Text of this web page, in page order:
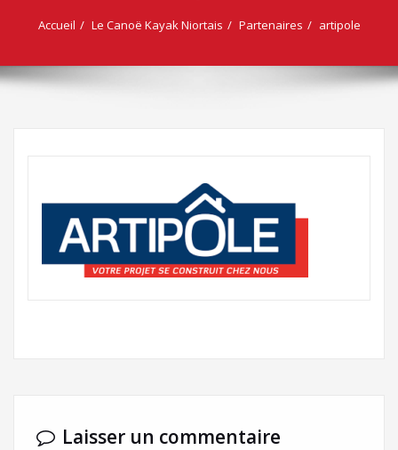
Accueil Le Canoë Kayak Niortais Partenaires artipole
Laisser un commentaire